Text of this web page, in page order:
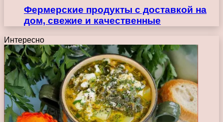
Фермерские продукты с доставкой на
дом, свежие и качественные
Интересно